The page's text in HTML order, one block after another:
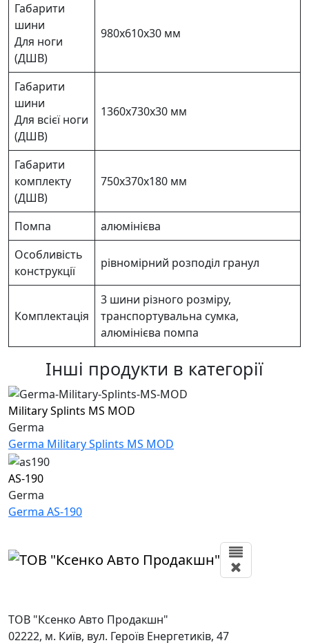
Габарити
шини
Для ноги
(ДШВ)
980х610х30 мм
Габарити
шини
Для всієї ноги
(ДШВ)
1360х730х30 мм
Габарити
комплекту
(ДШВ)
750х370х180 мм
Помпа
алюмінієва
Особливість
конструкції
рівномірний розподіл гранул
Комплектація
3 шини різного розміру,
транспортувальна сумка,
алюмінієва помпа
Інші продукти в категорії
Military Splints MS MOD
Germa
Germa Military Splints MS MOD
AS-190
Germa
Germa AS-190
ТОВ "Ксенко Авто Продакшн"
02222, м. Київ, вул. Героїв Енергетиків, 47